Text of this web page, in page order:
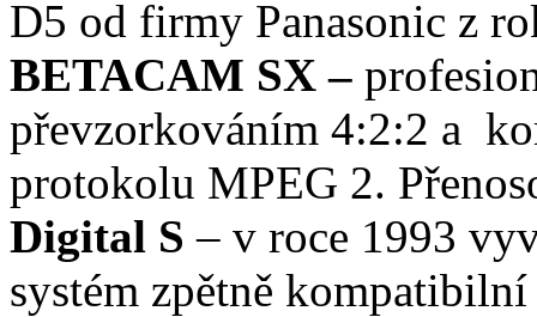
D5 od firmy Panasonic z
BETACAM SX –
převzorkováním 4:2:2 a
protokolu MPEG 2.
Digital S – v roce 1993
systém zpětně